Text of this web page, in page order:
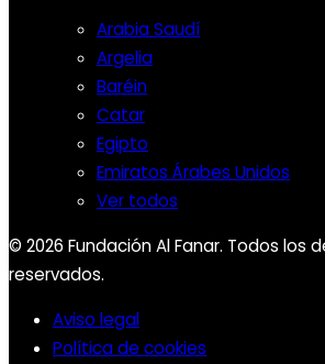
Arabia Saudí
Argelia
Baréin
Catar
Egipto
Emiratos Árabes Unidos
Ver todos
© 2026 Fundación Al Fanar. Todos los
reservados.
Aviso legal
Política de cookies